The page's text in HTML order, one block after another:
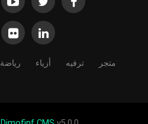
متجر ترفيه أزياء رياضة